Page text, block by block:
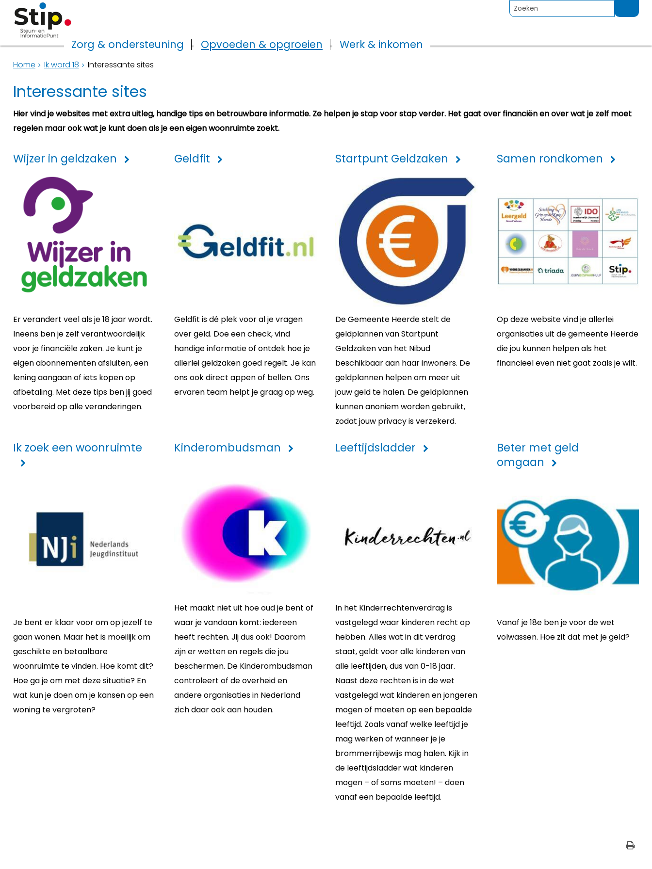
Zorg & ondersteuning Opvoeden & opgroeien Werk & inkomen
Home Ik word 18 Interessante sites
Interessante sites
Hier vind je websites met extra uitleg, handige tips en betrouwbare informatie. Ze helpen je stap voor stap verder. Het gaat over financiën en over wat je zelf moet
regelen maar ook wat je kunt doen als je een eigen woonruimte zoekt.
Wijzer in geldzaken
Er verandert veel als je 18 jaar wordt.
Ineens ben je zelf verantwoordelijk
voor je financiële zaken. Je kunt je
eigen abonnementen afsluiten, een
lening aangaan of iets kopen op
afbetaling. Met deze tips ben jij goed
voorbereid op alle veranderingen.
Geldfit
Geldfit is dé plek voor al je vragen
over geld. Doe een check, vind
handige informatie of ontdek hoe je
allerlei geldzaken goed regelt. Je kan
ons ook direct appen of bellen. Ons
ervaren team helpt je graag op weg.
Startpunt Geldzaken
De Gemeente Heerde stelt de
geldplannen van Startpunt
Geldzaken van het Nibud
beschikbaar aan haar inwoners. De
geldplannen helpen om meer uit
jouw geld te halen. De geldplannen
kunnen anoniem worden gebruikt,
zodat jouw privacy is verzekerd.
Samen rondkomen
Op deze website vind je allerlei
organisaties uit de gemeente Heerde
die jou kunnen helpen als het
financieel even niet gaat zoals je wilt.
Ik zoek een woonruimte
Je bent er klaar voor om op jezelf te
gaan wonen. Maar het is moeilijk om
geschikte en betaalbare
woonruimte te vinden. Hoe komt dit?
Hoe ga je om met deze situatie? En
wat kun je doen om je kansen op een
woning te vergroten?
Kinderombudsman
Het maakt niet uit hoe oud je bent of
waar je vandaan komt: iedereen
heeft rechten. Jij dus ook! Daarom
zijn er wetten en regels die jou
beschermen. De Kinderombudsman
controleert of de overheid en
andere organisaties in Nederland
zich daar ook aan houden.
Leeftijdsladder
In het Kinderrechtenverdrag is
vastgelegd waar kinderen recht op
hebben. Alles wat in dit verdrag
staat, geldt voor alle kinderen van
alle leeftijden, dus van 0-18 jaar.
Naast deze rechten is in de wet
vastgelegd wat kinderen en jongeren
mogen of moeten op een bepaalde
leeftijd. Zoals vanaf welke leeftijd je
mag werken of wanneer je je
brommerrijbewijs mag halen. Kijk in
de leeftijdsladder wat kinderen
mogen – of soms moeten! – doen
vanaf een bepaalde leeftijd.
Beter met geld
omgaan
Vanaf je 18e ben je voor de wet
volwassen. Hoe zit dat met je geld?